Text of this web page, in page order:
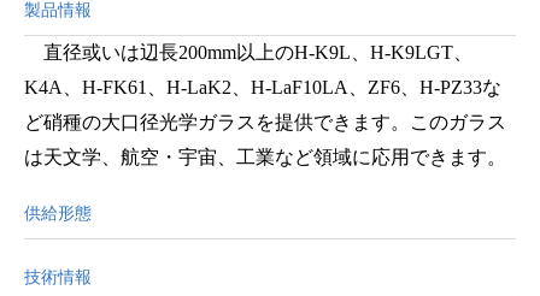
製品情報
直径或いは辺長200mm以上のH-K9L、H-K9LGT、
K4A、H-FK61、H-LaK2、H-LaF10LA、ZF6、H-PZ33な
ど硝種の大口径光学ガラスを提供できます。このガラス
は天文学、航空・宇宙、工業など領域に応用できます。
供給形態
技術情報